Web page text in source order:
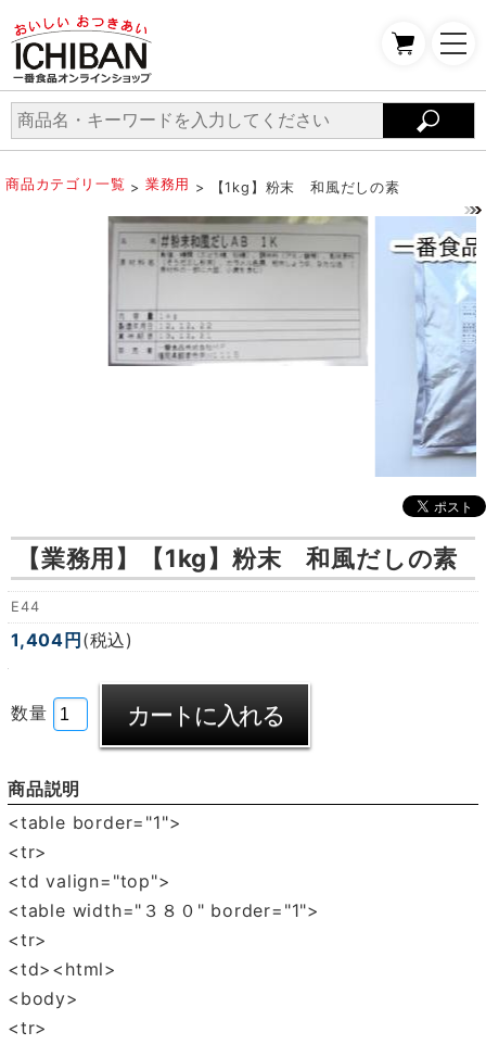
商品カテゴリ一覧 > 業務用 > 【1kg】粉末 和風だしの素
【業務用】 【1kg】粉末 和風だしの素
E44
1,404円 (税込)
数量
商品説明
<table border="1">
<tr>
<td valign="top">
<table width="３８０" border="1">
<tr>
<td><html>
<body>
<tr>